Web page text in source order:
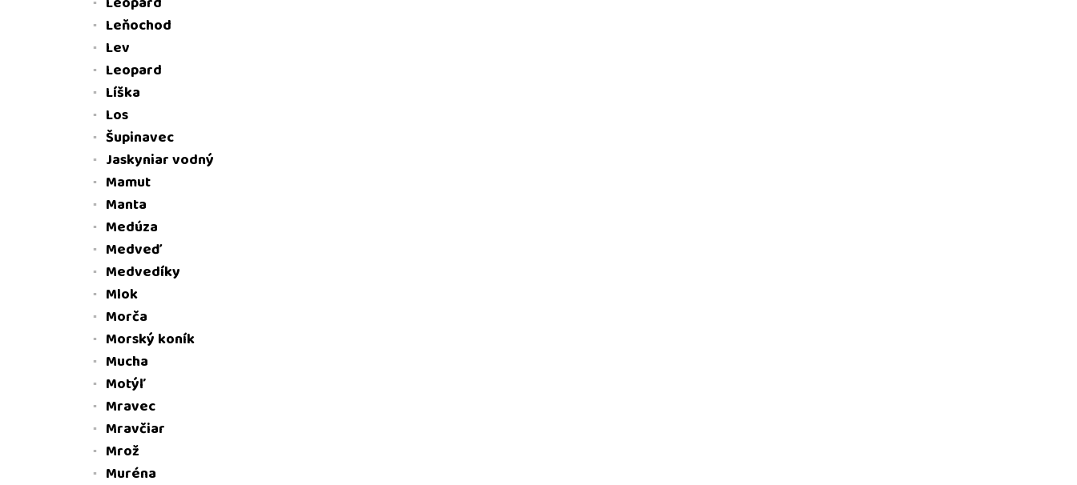
Leňochod
Lev
Leopard
Líška
Los
Šupinavec
Jaskyniar vodný
Mamut
Manta
Medúza
Medveď
Medvedíky
Mlok
Morča
Morský koník
Mucha
Motýľ
Mravec
Mravčiar
Mrož
Muréna